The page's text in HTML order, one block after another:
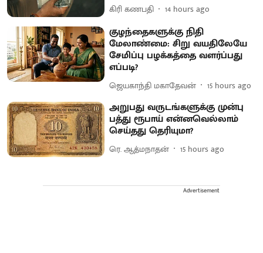
கிரி கணபதி 14 hours ago
குழந்தைகளுக்கு நிதி
மேலாண்மை: சிறு வயதிலேயே
சேமிப்பு பழக்கத்தை வளர்ப்பது
எப்படி?
ஜெயகாந்தி மகாதேவன் 15 hours ago
அறுபது வருடங்களுக்கு முன்பு
பத்து ரூபாய் என்னவெல்லாம்
செய்தது தெரியுமா?
ரெ. ஆத்மநாதன் 15 hours ago
Advertisement